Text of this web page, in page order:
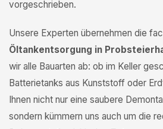
vorgeschrieben.
Unsere Experten übernehmen die
Öltankentsorgung in
wir alle Bauarten ab: ob im Keller
Batterietanks aus Kunststoff oder
Ihnen nicht nur eine saubere
sondern kümmern uns auch um die